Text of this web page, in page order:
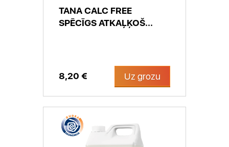
TANA CALC FREE
SPĒCĪGS ATKAĻĶOŠ...
8,20 € Uz grozu